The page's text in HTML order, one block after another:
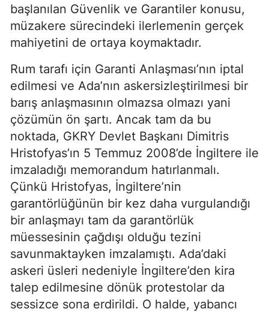
başlanılan Güvenlik ve Garantiler konusu,
müzakere sürecindeki ilerlemenin gerçek
mahiyetini de ortaya koymaktadır.
Rum tarafı için Garanti Anlaşması’nın iptal
edilmesi ve Ada’nın askersizleştirilmesi bir
barış anlaşmasının olmazsa olmazı yani
çözümün ön şartı. Ancak tam da bu
noktada, GKRY Devlet Başkanı Dimitris
Hristofyas’ın 5 Temmuz 2008’de İngiltere ile
imzaladığı memorandum hatırlanmalı.
Çünkü Hristofyas, İngiltere’nin
garantörlüğünün bir kez daha vurgulandığı
bir anlaşmayı tam da garantörlük
müessesinin çağdışı olduğu tezini
savunmaktayken imzalamıştı. Ada’daki
askeri üsleri nedeniyle İngiltere’den kira
talep edilmesine dönük protestolar da
sessizce sona erdirildi. O halde, yabancı